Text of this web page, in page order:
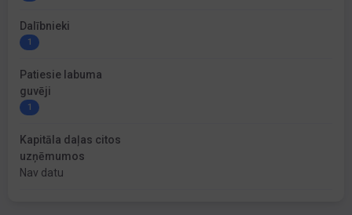
Dalībnieki
1
Patiesie labuma
guvēji
1
Kapitāla daļas citos
uzņēmumos
Nav datu